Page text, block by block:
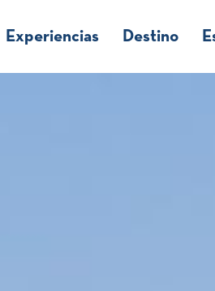
Experiencias Destino